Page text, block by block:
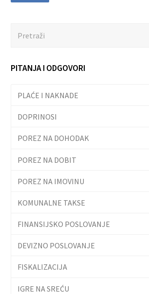
PITANJA I ODGOVORI
PLAĆE I NAKNADE
DOPRINOSI
POREZ NA DOHODAK
POREZ NA DOBIT
POREZ NA IMOVINU
KOMUNALNE TAKSE
FINANSIJSKO POSLOVANJE
DEVIZNO POSLOVANJE
FISKALIZACIJA
IGRE NA SREĆU